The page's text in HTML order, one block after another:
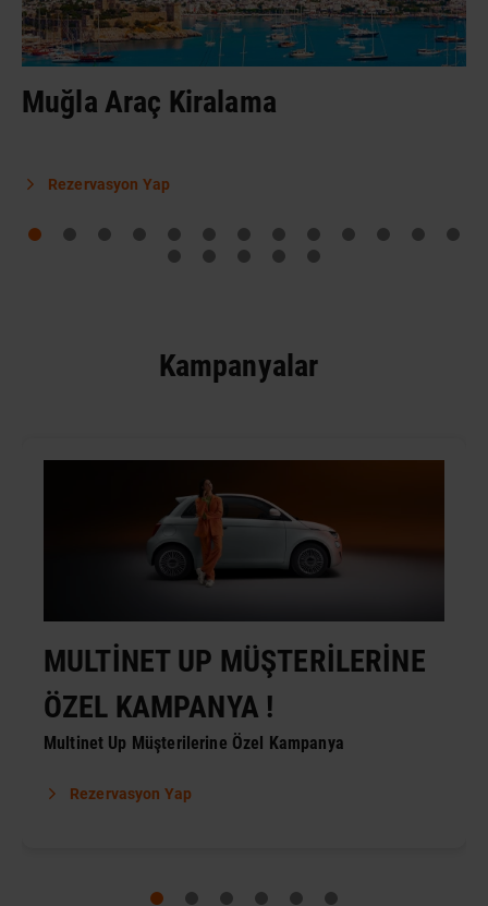
Muğla Araç Kiralama
Rezervasyon Yap
Kampanyalar
MULTİNET UP MÜŞTERİLERİNE
ÖZEL KAMPANYA !
Multinet Up Müşterilerine Özel Kampanya
Rezervasyon Yap